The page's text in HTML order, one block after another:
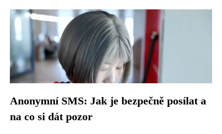
Anonymní SMS: Jak je bezpečně posílat a
na co si dát pozor